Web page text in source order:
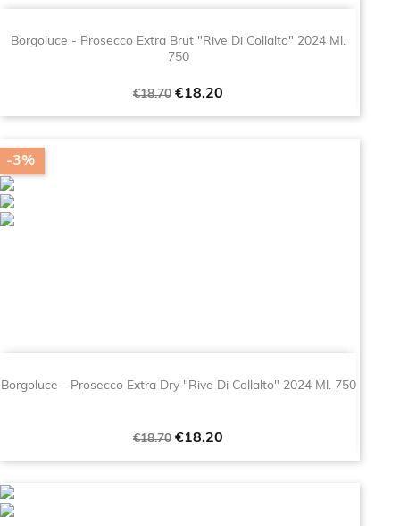
Borgoluce - Prosecco Extra Brut "Rive Di Collalto" 2024 Ml.
750
Regular
€18.70 Price
€18.20
Borgoluce - Prosecco Extra Dry "Rive Di Collalto" 2024 Ml. 750
Regular
€18.70 Price
€18.20
-3%